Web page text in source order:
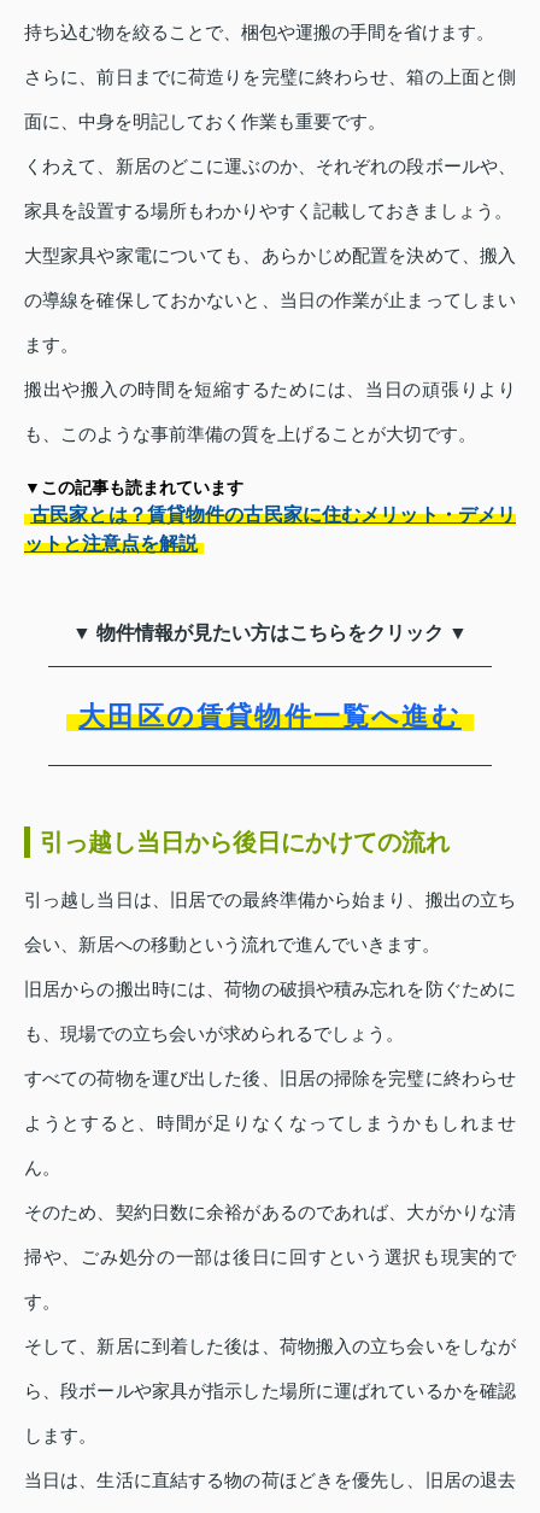
持ち込む物を絞ることで、梱包や運搬の手間を省けます。
さらに、前日までに荷造りを完璧に終わらせ、箱の上面と側
面に、中身を明記しておく作業も重要です。
くわえて、新居のどこに運ぶのか、それぞれの段ボールや、
家具を設置する場所もわかりやすく記載しておきましょう。
大型家具や家電についても、あらかじめ配置を決めて、搬入
の導線を確保しておかないと、当日の作業が止まってしまい
ます。
搬出や搬入の時間を短縮するためには、当日の頑張りより
も、このような事前準備の質を上げることが大切です。
▼この記事も読まれています
古民家とは？賃貸物件の古民家に住むメリット・デメリ
ットと注意点を解説
▼ 物件情報が見たい方はこちらをクリック ▼
大田区の賃貸物件一覧へ進む
引っ越し当日から後日にかけての流れ
引っ越し当日は、旧居での最終準備から始まり、搬出の立ち
会い、新居への移動という流れで進んでいきます。
旧居からの搬出時には、荷物の破損や積み忘れを防ぐために
も、現場での立ち会いが求められるでしょう。
すべての荷物を運び出した後、旧居の掃除を完璧に終わらせ
ようとすると、時間が足りなくなってしまうかもしれませ
ん。
そのため、契約日数に余裕があるのであれば、大がかりな清
掃や、ごみ処分の一部は後日に回すという選択も現実的で
す。
そして、新居に到着した後は、荷物搬入の立ち会いをしなが
ら、段ボールや家具が指示した場所に運ばれているかを確認
します。
当日は、生活に直結する物の荷ほどきを優先し、旧居の退去